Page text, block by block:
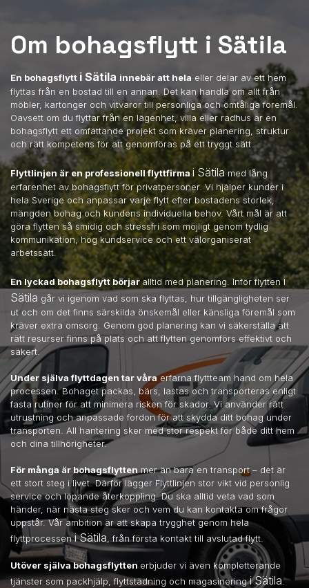
Om bohagsflytt i Sätila
En bohagsflytt i Sätila innebär att hela eller delar av ett hem
flyttas från en bostad till en annan. Det kan handla om allt från
möbler, kartonger och vitvaror till personliga och ömtåliga föremål.
Oavsett om du flyttar från en lägenhet, villa eller radhus är en
bohagsflytt ett omfattande projekt som kräver planering, struktur
och rätt kompetens för att genomföras på ett tryggt sätt.
Flyttlinjen är en professionell flyttfirma i Sätila med lång
erfarenhet av bohagsflytt för privatpersoner. Vi hjälper kunder i
hela Sverige och anpassar varje flytt efter bostadens storlek,
mängden bohag och kundens individuella behov. Vårt mål är att
göra flytten så smidig och stressfri som möjligt genom tydlig
kommunikation, hög kundservice och ett välorganiserat
arbetssätt.
En lyckad bohagsflytt börjaralltid med planering. Inför flytteni
Sätila går vi igenom vad som ska flyttas, hur tillgängligheten ser
ut och om det finns särskilda önskemål eller känsliga föremål som
kräver extra omsorg. Genom god planering kan vi säkerställa att
rätt resurser finns på plats och att flytten genomförs effektivt och
säkert.
Under själva flyttdagen tar våraerfarna flyttteam hand om hela
processen. Bohaget packas, bärs, lastas och transporteras enligt
fasta rutiner för att minimera risken för skador. Vi använder rätt
utrustning och anpassade fordon för att skydda ditt bohag under
transporten. All hantering sker med stor respekt för både ditt hem
och dina tillhörigheter.
För många är bohagsflytten mer än bara en transport – det är
ett stort steg i livet. Därför lägger Flyttlinjen stor vikt vid personlig
service och löpande återkoppling. Du ska alltid veta vad som
händer, när nästa steg sker och vem du kan kontakta om frågor
uppstår. Vår ambition är att skapa trygghet genom hela
flyttprocesseni Sätila , från första kontakt till avslutad flytt.
Utöver själva bohagsflytten erbjuder vi även kompletterande
tjänster som packhjälp, flyttstädning och magasineringi Sätila.